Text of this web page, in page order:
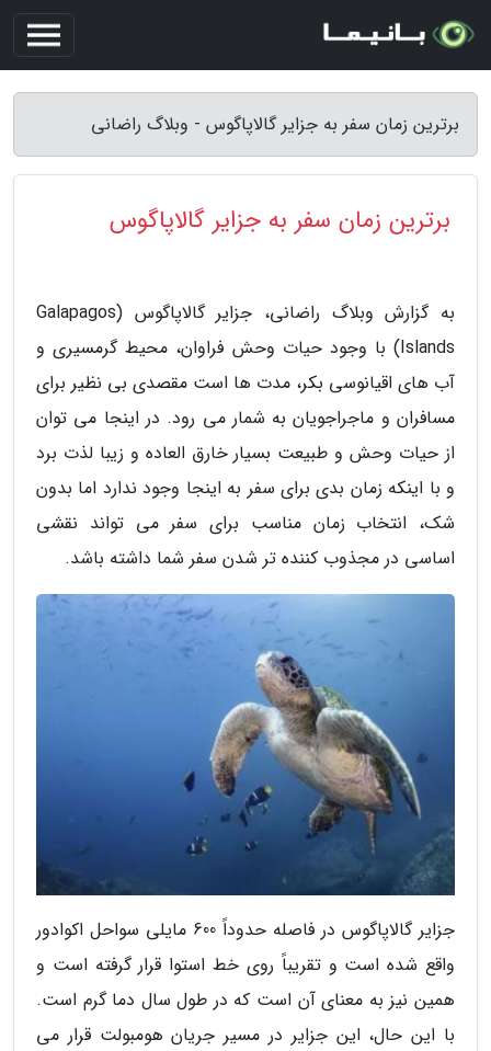
برترین زمان سفر به جزایر گالاپاگوس - وبلاگ راضانی
برترین زمان سفر به جزایر گالاپاگوس
به گزارش وبلاگ راضانی، جزایر گالاپاگوس (Galapagos
Islands) با وجود حیات وحش فراوان، محیط گرمسیری و
آب های اقیانوسی بکر، مدت ها است مقصدی بی نظیر برای
مسافران و ماجراجویان به شمار می رود. در اینجا می توان
از حیات وحش و طبیعت بسیار خارق العاده و زیبا لذت برد
و با اینکه زمان بدی برای سفر به اینجا وجود ندارد اما بدون
شک، انتخاب زمان مناسب برای سفر می تواند نقشی
اساسی در مجذوب کننده تر شدن سفر شما داشته باشد.
جزایر گالاپاگوس در فاصله حدوداً 600 مایلی سواحل اکوادور
واقع شده است و تقریباً روی خط استوا قرار گرفته است و
همین نیز به معنای آن است که در طول سال دما گرم است.
با این حال، این جزایر در مسیر جریان هومبولت قرار می